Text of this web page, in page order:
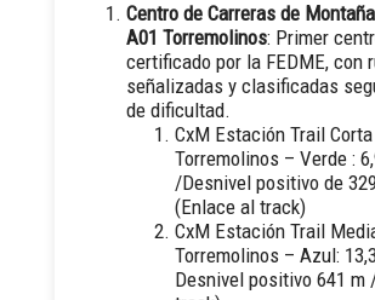
Centro de Carreras de
A01 Torremolinos: Primer
certificado por la FEDME, con
señalizadas y clasificadas
de dificultad.
CxM Estación Trail Corta
Torremolinos – Verde :
/Desnivel positivo de
(Enlace al track)
CxM Estación Trail
Torremolinos – Azul:
Desnivel positivo 641 m